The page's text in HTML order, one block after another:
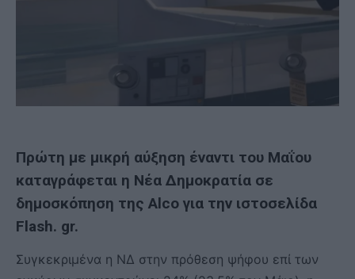
Πρώτη με μικρή αύξηση έναντι του Μαΐου
καταγράφεται η Νέα Δημοκρατία σε
δημοσκόπηση της Alco για την ιστοσελίδα
Flash. gr.
Συγκεκριμένα η ΝΔ στην πρόθεση ψήφου επί των